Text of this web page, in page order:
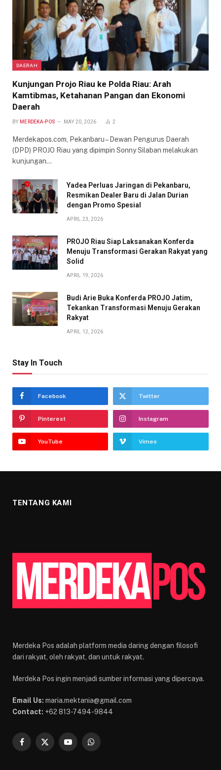
DAERAH
Kunjungan Projo Riau ke Polda Riau: Arah
Kamtibmas, Ketahanan Pangan dan Ekonomi
Daerah
BY MERDEKA-POS MAY 20, 2026 2
Merdekapos.com, Pekanbaru – Dewan Pengurus Daerah
(DPD) PROJO Riau yang dipimpin Sonny Silaban melakukan
kunjungan…
Yadea Perluas Jaringan di Pekanbaru,
Resmikan Dealer Baru di Jalan Durian
dengan Promo Spesial
APRIL 23, 2026
PROJO Riau Siap Laksanakan Konferda
Menuju Transformasi Gerakan Rakyat yang
Solid
APRIL 19, 2026
Budi Arie Buka Konferda PROJO Jatim,
Tekankan Transformasi Menuju Gerakan
Rakyat
APRIL 12, 2026
Stay In Touch
Facebook Twitter
Pinterest Instagram
YouTube Vimeo
TENTANG KAMI
Merdeka Pos adalah platform media daring dengan filosofi
dari rakyat, oleh rakyat, dan untuk rakyat.
Merdeka Pos ingin menjadi sumber informasi yang dipercaya.
Email Us: maria.mektania@gmail.com
Contact: +62 813-7494-9844
Facebook
X
YouTubeWhatsApp